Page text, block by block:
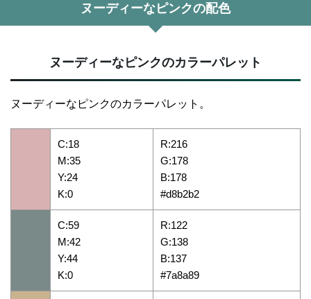
ヌーディーなピンクの配色
ヌーディーなピンクのカラーパレット
ヌーディーなピンクのカラーパレット。
C:18
M:35
Y:24
K:0
R:216
G:178
B:178
#d8b2b2
C:59
M:42
Y:44
K:0
R:122
G:138
B:137
#7a8a89